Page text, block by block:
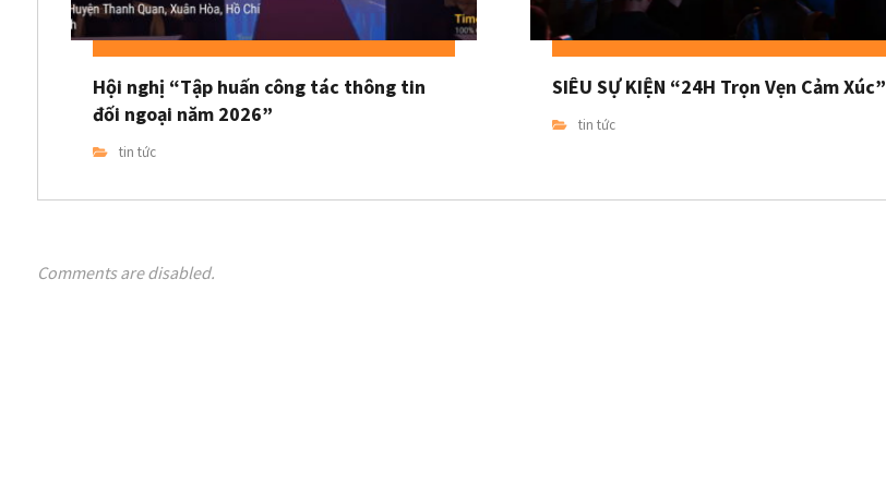
Hội nghị “Tập huấn công tác thông tin
đối ngoại năm 2026”
tin tức
SIÊU SỰ KIỆN “24H Trọn Vẹn Cảm Xúc”
tin tức
Comments are disabled.